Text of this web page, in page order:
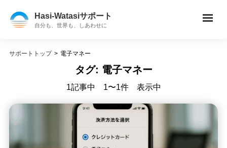
Hasi-Watasiサポート
自分も、世界も、しあわせに
サポートトップ > 電子マネー
タグ: 電子マネー
1記事中 1〜1件 表示中